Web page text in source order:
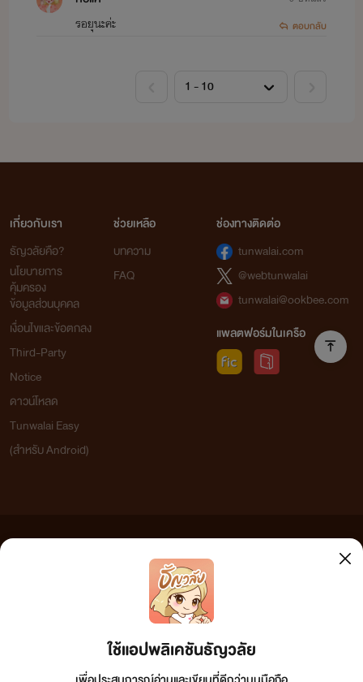
รอยุนะค่ะ
ตอบกลับ
ใช้แอปพลิเคชันธัญวลัย
เกี่ยวกับเรา
ธัญวลัยคือ?
นโยบายการ
คุ้มครอง
ข้อมูลส่วนบุคคล
เงื่อนไขและข้อตกลง
Third-Party
Notice
ดาวน์โหลด
Tunwalai Easy
(สำหรับ Android)
ช่วยเหลือ
บทความ
FAQ
ช่องทางติดต่อ
tunwalai.com
@webtunwalai
tunwalai@ookbee.com
แพลตฟอร์มในเครือ
เว็บไซต์แห่งนี้ไม่ได้เห็นด้วยและไม่ขอรับผิดชอบต่อข้อความใดๆ ทั้งสิ้น ดังนั้นผู้อ่านทุกท่านโปรดใช้
วิจารณญาณในการกลั่นกรองด้วยตนเอง และหากท่านพบข้อความใดๆ ที่ขัดต่อกฎหมายและศีลธรรม
กรุณาแจ้งมาที่ tunwalai@ookbee.com เพื่อทีมงานจะได้ดำเนินการในทันที ทั้งนี้ ทางเว็บไซต์ขอสงวน
ลิขสิทธิ์ตามพระราชบัญญัติลิขสิทธิ์ (ฉบับเพิ่มเติม) พ.ศ.2558